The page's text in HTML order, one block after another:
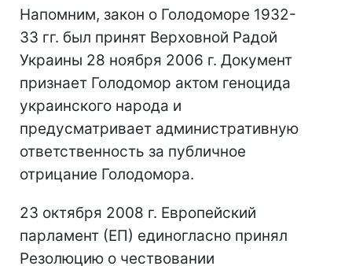
Напомним, закон о Голодоморе 1932-
33 гг. был принят Верховной Радой
Украины 28 ноября 2006 г. Документ
признает Голодомор актом геноцида
украинского народа и
предусматривает административную
ответственность за публичное
отрицание Голодомора.
23 октября 2008 г. Европейский
парламент (ЕП) единогласно принял
Резолюцию о чествовании